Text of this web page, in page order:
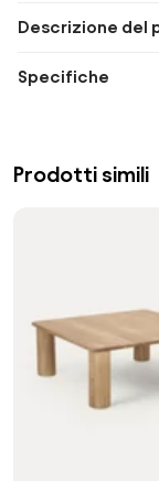
Descrizione del
Specifiche
Prodotti simili